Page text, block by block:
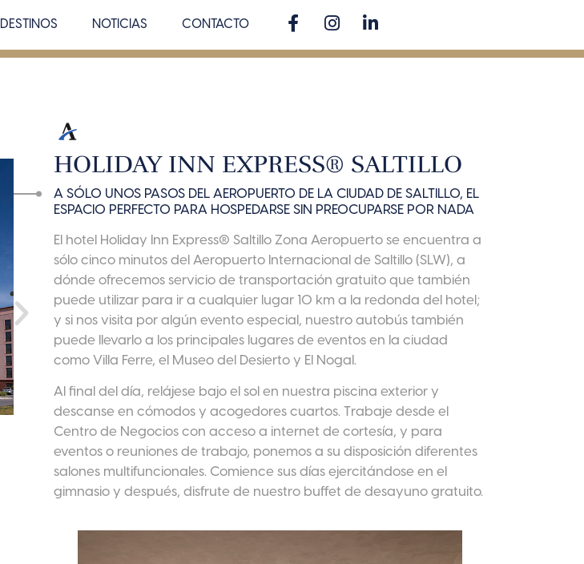
DESTINOS NOTICIAS CONTACTO
HOLIDAY INN EXPRESS® SALTILLO
A SÓLO UNOS PASOS DEL AEROPUERTO DE LA CIUDAD DE SALTILLO, EL
ESPACIO PERFECTO PARA HOSPEDARSE SIN PREOCUPARSE POR NADA
El hotel Holiday Inn Express® Saltillo Zona Aeropuerto se encuentra a
sólo cinco minutos del Aeropuerto Internacional de Saltillo (SLW), a
dónde ofrecemos servicio de transportación gratuito que también
puede utilizar para ir a cualquier lugar 10 km a la redonda del hotel;
y si nos visita por algún evento especial, nuestro autobús también
puede llevarlo a los principales lugares de eventos en la ciudad
como Villa Ferre, el Museo del Desierto y El Nogal.
Al final del día, relájese bajo el sol en nuestra piscina exterior y
descanse en cómodos y acogedores cuartos. Trabaje desde el
Centro de Negocios con acceso a internet de cortesía, y para
eventos o reuniones de trabajo, ponemos a su disposición diferentes
salones multifuncionales. Comience sus días ejercitándose en el
gimnasio y después, disfrute de nuestro buffet de desayuno gratuito.